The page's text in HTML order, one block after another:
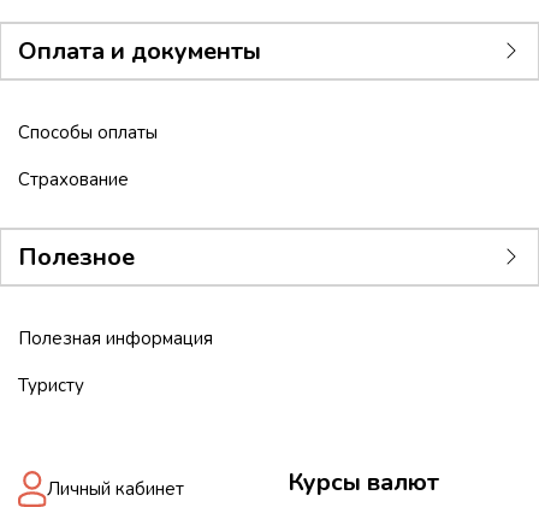
Оплата и документы
Способы оплаты
Страхование
Полезное
Полезная информация
Туристу
Личный кабинет
Курсы валют